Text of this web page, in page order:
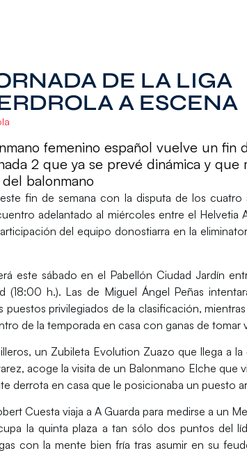
DE LA LIGA
A ESCENA
femenino español vuelve un fin
2 que ya se prevé dinámica y que
balonmano
fin de semana con la disputa de los cuatro
adelantado al miércoles entre el Helvetia
del equipo donostiarra en la
este sábado en el Pabellón Ciudad Jardín
(18:00 h.). Las de Miguel Ángel Peñas
puestos privilegiados de la clasificación,
de la temporada en casa con ganas de tomar
un Zubileta Evolution Zuazo que llega a
acoge la visita de un Balonmano Elche que
derrota en casa que le posicionaba un puesto
Cuesta viaja a A Guarda para medirse a un
la quinta plaza a tan sólo dos puntos del
con la mente bien fría tras asumir en su